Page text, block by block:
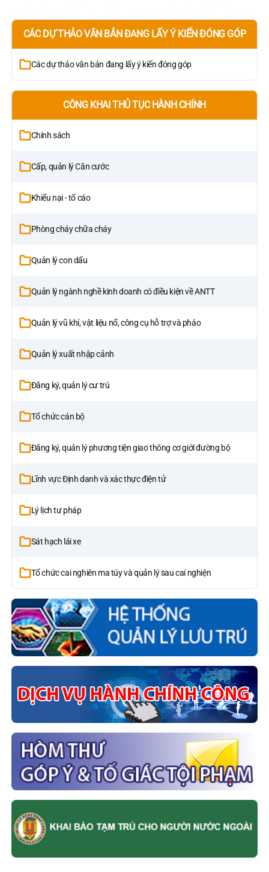
CÁC DỰ THẢO VĂN BẢN ĐANG LẤY Ý KIẾN ĐÓNG GÓP
Các dự thảo văn bản đang lấy ý kiến đóng góp
CÔNG KHAI THỦ TỤC HÀNH CHÍNH
Chính sách
Cấp, quản lý Căn cước
Khiếu nại - tố cáo
Phòng cháy chữa cháy
Quản lý con dấu
Quản lý ngành nghề kinh doanh có điều kiện về ANTT
Quản lý vũ khí, vật liệu nổ, công cụ hỗ trợ và pháo
Quản lý xuất nhập cảnh
Đăng ký, quản lý cư trú
Tổ chức cán bộ
Đăng ký, quản lý phương tiện giao thông cơ giới đường bộ
Lĩnh vực Định danh và xác thực điện tử
Lý lịch tư pháp
Sát hạch lái xe
Tổ chức cai nghiên ma túy và quản lý sau cai nghiện